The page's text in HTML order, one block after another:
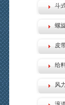
斗
螺
皮
给
风